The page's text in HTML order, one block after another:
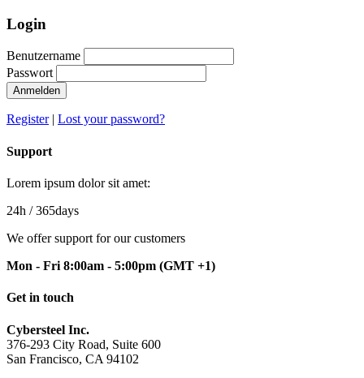
Login
Benutzername
Passwort
Anmelden
Register| Lost your password?
Support
Lorem ipsum dolor sit amet:
24h / 365days
We offer support for our customers
Mon - Fri 8:00am - 5:00pm (GMT +1)
Get in touch
Cybersteel Inc.
376-293 City Road, Suite 600
San Francisco, CA 94102